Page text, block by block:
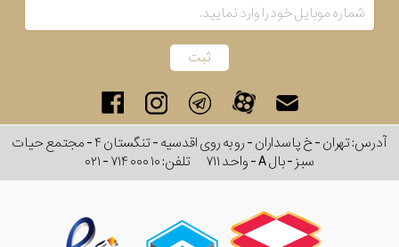
آدرس: تهران - خ پاسداران - رو به روی اقدسیه - تنگستان ۴ - مجتمع حیات
سبز - بال A - واحد ۷۱۱
تلفن:۰۲۱ - ۷۱۴ ۰۰۰ ۱۰